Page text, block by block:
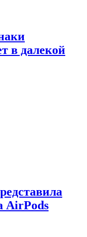
в далекой
AirPods